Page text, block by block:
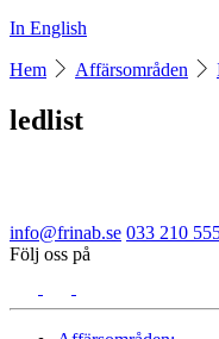
In English
Hem Affärsområden
ledlist
info@frinab.se 033 210
Följ oss på